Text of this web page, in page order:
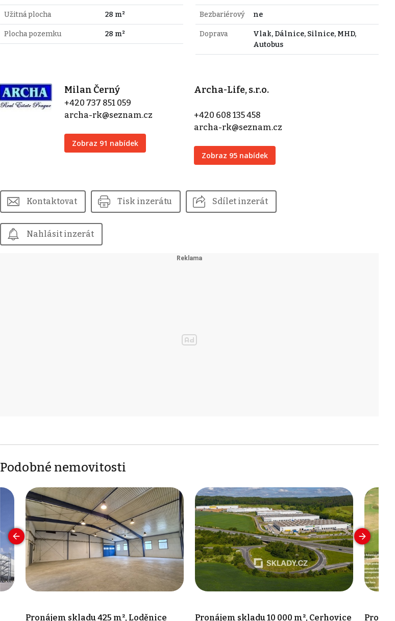
Užitná plocha 28 m²
Plocha pozemku 28 m²
Bezbariérový ne
Doprava
Vlak, Dálnice, Silnice, MHD,
Autobus
Milan Černý
+420 737 851 059
archa-rk@seznam.cz
Zobraz 91 nabídek
Archa-Life, s.r.o.
+420 608 135 458
archa-rk@seznam.cz
Zobraz 95 nabídek
Kontaktovat Tisk inzerátu Sdílet inzerát
Nahlásit inzerát
Podobné nemovitosti
Pronájem skladu 425 m², Loděnice Pronájem skladu 10 000 m², Cerhovice